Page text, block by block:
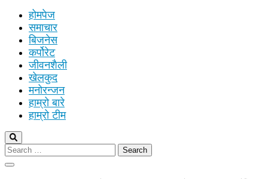
होमपेज
समाचार
बिजनेस
कर्पोरेट
जीवनशैली
खेलकुद
मनोरन्जन
हाम्रो बारे
हाम्रो टीम
Search
for: